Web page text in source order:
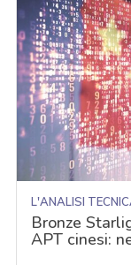
L'ANALISI
Bronze
APT cinesi: